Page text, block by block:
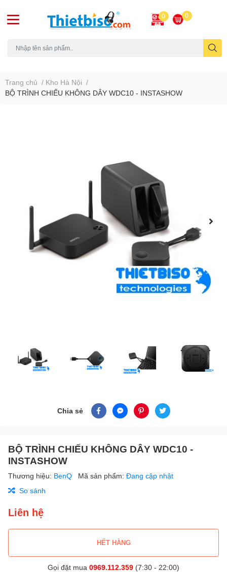
0 0
Trang chủ / Kho Hà Nội /
BỘ TRÌNH CHIẾU KHÔNG DÂY WDC10 - INSTASHOW
Chia sẻ
BỘ TRÌNH CHIẾU KHÔNG DÂY WDC10 -
INSTASHOW
Thương hiệu: BenQ Mã sản phẩm: Đang cập nhật
So sánh
Liên hệ
HẾT HÀNG
Gọi đặt mua 0969.112.359 (7:30 - 22:00)